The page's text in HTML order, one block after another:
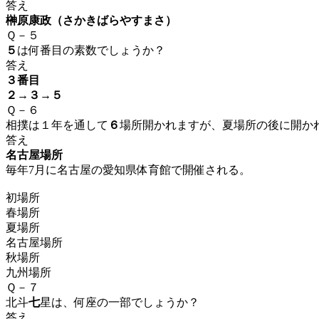
答え
榊原康政（さかきばらやすまさ）
Ｑ－５
５ は何番目の素数でしょうか？
答え
３番目
２→３→５
Ｑ－６
相撲は１年を通して ６場所開かれますが、夏場所の後に開か
答え
名古屋場所
毎年7月に名古屋の愛知県体育館で開催される。
初場所
春場所
夏場所
名古屋場所
秋場所
九州場所
Ｑ－７
北斗七星は、何座の一部でしょうか？